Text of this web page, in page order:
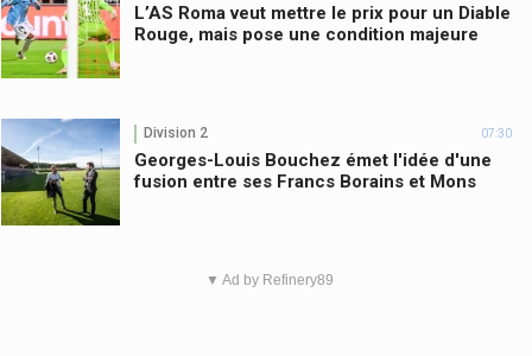
L’AS Roma veut mettre le prix pour un Diable
Rouge, mais pose une condition majeure
Division 2 07:30
Georges-Louis Bouchez émet l'idée d'une
fusion entre ses Francs Borains et Mons
▼ Ad by Refinery89